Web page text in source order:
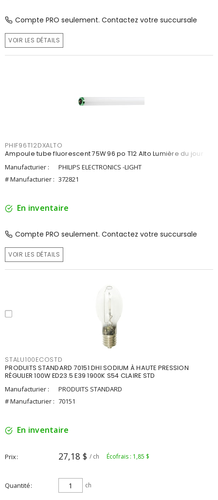
Compte PRO seulement. Contactez votre succursale
VOIR LES DÉTAILS
PHIF96T12DXALTO
Ampoule tube fluorescent 75W 96 po T12 Alto Lumière du jour
Manufacturier :
PHILIPS ELECTRONICS -LIGHT
# Manufacturier : 372821
En inventaire
Compte PRO seulement. Contactez votre succursale
VOIR LES DÉTAILS
STALU100ECOSTD
PRODUITS STANDARD 70151 DHI SODIUM À HAUTE PRESSION
RÉGULIER 100W ED23.5 E39 1900K S54 CLAIRE STD
Manufacturier :
PRODUITS STANDARD
# Manufacturier : 70151
En inventaire
Prix 27,18 $ / ch Écofrais : 1,85 $
Quantité ch